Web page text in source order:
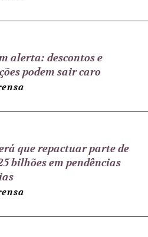
alerta: descontos e
podem sair caro
que repactuar parte de
bilhões em pendências